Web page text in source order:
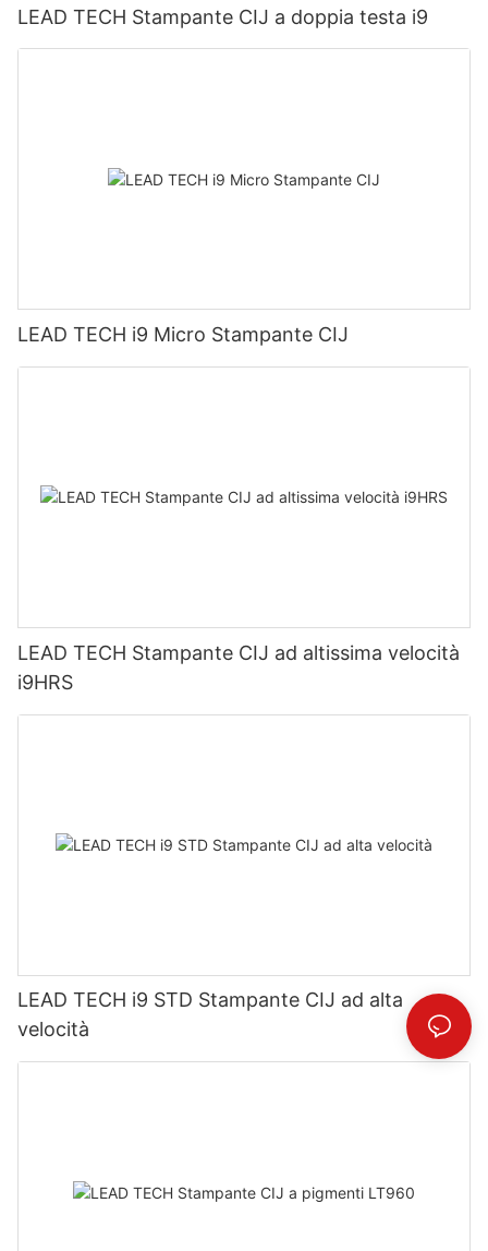
LEAD TECH Stampante CIJ a doppia testa i9
LEAD TECH i9 Micro Stampante CIJ
LEAD TECH Stampante CIJ ad altissima velocità
i9HRS
LEAD TECH i9 STD Stampante CIJ ad alta
velocità